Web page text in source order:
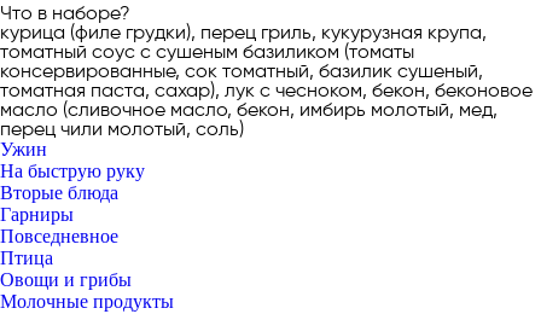
Что в наборе?
курица (филе грудки), перец гриль, кукурузная крупа,
томатный соус c сушеным базиликом (томаты
консервированные, сок томатный, базилик сушеный,
томатная паста, сахар), лук с чесноком, бекон, беконовое
масло (сливочное масло, бекон, имбирь молотый, мед,
перец чили молотый, соль)
Ужин
На быструю руку
Вторые блюда
Гарниры
Повседневное
Птица
Овощи и грибы
Молочные продукты